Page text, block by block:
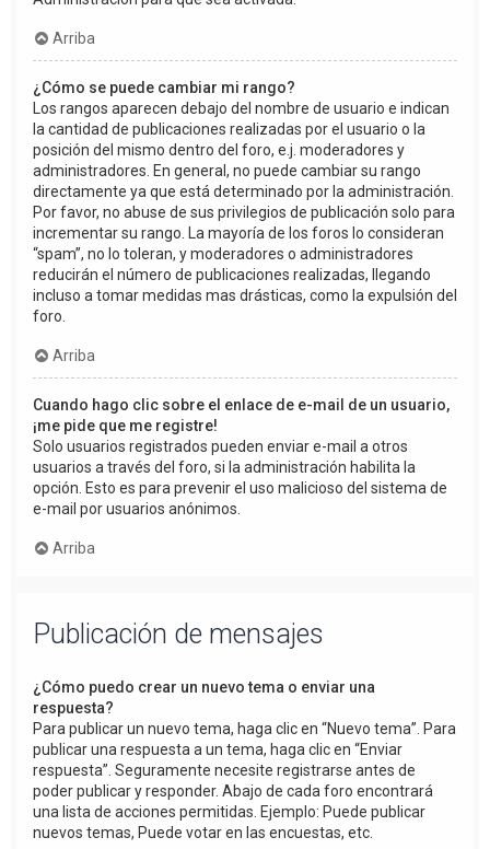
Arriba
¿Cómo se puede cambiar mi rango?
Los rangos aparecen debajo del nombre de usuario e indican
la cantidad de publicaciones realizadas por el usuario o la
posición del mismo dentro del foro, e.j. moderadores y
administradores. En general, no puede cambiar su rango
directamente ya que está determinado por la administración.
Por favor, no abuse de sus privilegios de publicación solo para
incrementar su rango. La mayoría de los foros lo consideran
“spam”, no lo toleran, y moderadores o administradores
reducirán el número de publicaciones realizadas, llegando
incluso a tomar medidas mas drásticas, como la expulsión del
foro.
Arriba
Cuando hago clic sobre el enlace de e-mail de un usuario,
¡me pide que me registre!
Solo usuarios registrados pueden enviar e-mail a otros
usuarios a través del foro, si la administración habilita la
opción. Esto es para prevenir el uso malicioso del sistema de
e-mail por usuarios anónimos.
Arriba
Publicación de mensajes
¿Cómo puedo crear un nuevo tema o enviar una
respuesta?
Para publicar un nuevo tema, haga clic en “Nuevo tema”. Para
publicar una respuesta a un tema, haga clic en “Enviar
respuesta”. Seguramente necesite registrarse antes de
poder publicar y responder. Abajo de cada foro encontrará
una lista de acciones permitidas. Ejemplo: Puede publicar
nuevos temas, Puede votar en las encuestas, etc.